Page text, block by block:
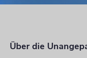
Über die